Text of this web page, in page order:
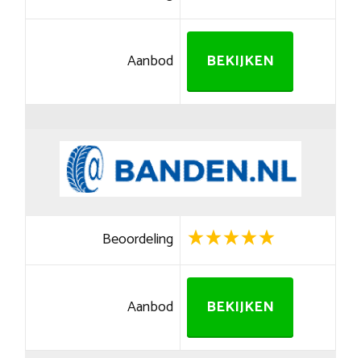
Aanbod BEKIJKEN
Beoordeling
Aanbod BEKIJKEN